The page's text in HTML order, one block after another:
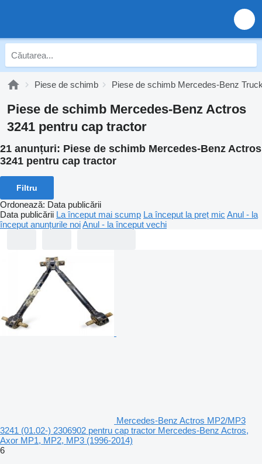
Piese de schimb Piese de schimb Mercedes-Benz
Piese de schimb Mercedes-Benz Actros
3241 pentru cap tractor
21 anunțuri: Piese de schimb Mercedes-Benz Actros
3241 pentru cap tractor
Filtru
Ordonează: Data publicării
Data publicării La început mai scump La început la preț mic Anul - la
început anunțurile noiAnul - la început vechi
Mercedes-Benz Actros MP2/MP3
3241 (01.02-) 2306902 pentru cap tractor Mercedes-Benz Actros,
Axor MP1, MP2, MP3 (1996-2014)
6